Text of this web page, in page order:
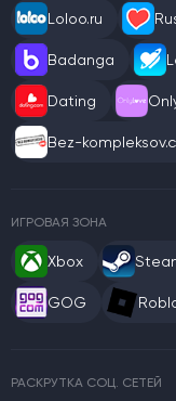
Loloo.ru
Badanga
Dating
Bez-
ИГРОВАЯ ЗОНА
Xbox
GOG
РАСКРУТКА СОЦ. СЕТЕЙ